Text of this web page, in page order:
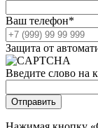
Ваш телефон*
Защита от
Введите слово на